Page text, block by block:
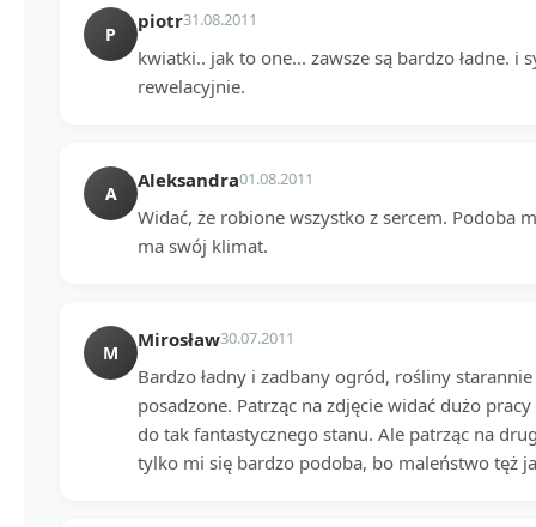
P
piotr31.08.2011
kwiatki.. jak to one... zawsze są bardzo ładne. i
rewelacyjnie.
A
Aleksandra01.08.2011
Widać, że robione wszystko z sercem. Podoba
ma swój klimat.
M
Mirosław30.07.2011
Bardzo ładny i zadbany ogród, rośliny
posadzone. Patrząc na zdjęcie widać dużo
do tak fantastycznego stanu. Ale patrząc na
tylko mi się bardzo podoba, bo maleństwo tęż